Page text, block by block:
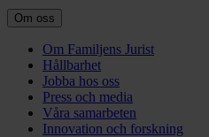
Om oss
Om Familjens Jurist
Hållbarhet
Jobba hos oss
Press och media
Våra samarbeten
Innovation och forskning